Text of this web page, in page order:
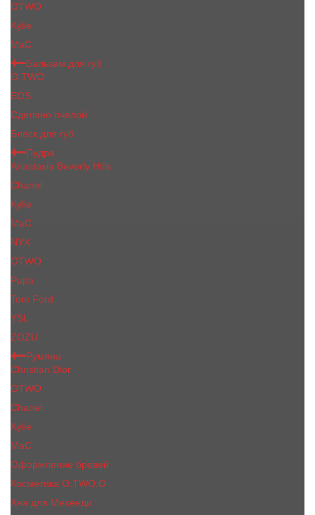
OTWO
Kylie
МаС
Бальзам для губ
O.TWO
EOS
Сделано пчелой
Блеск для губ
Пудра
Anastasia Beverly Hills
Chanel
Kylie
MaC
NYX
OTWO
Pupa
Tom Ford
YSL
ZOZU
Румяна
Christian Dior
OTWO
Сhanеl
Kylie
MaC
Оформление бровей
Косметика O.TWO.O
Хна для Мехенди